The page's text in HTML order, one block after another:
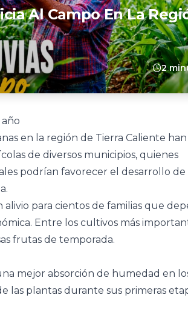
Al Campo En La
2
en la región de Tierra Caliente han
de diversos municipios, quienes
podrían favorecer el desarrollo de
para cientos de familias que
Entre los cultivos más
frutas de temporada.
mejor absorción de humedad en
las plantas durante sus primeras